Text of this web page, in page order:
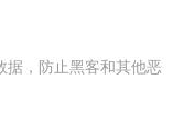
据，防止黑客和其他恶